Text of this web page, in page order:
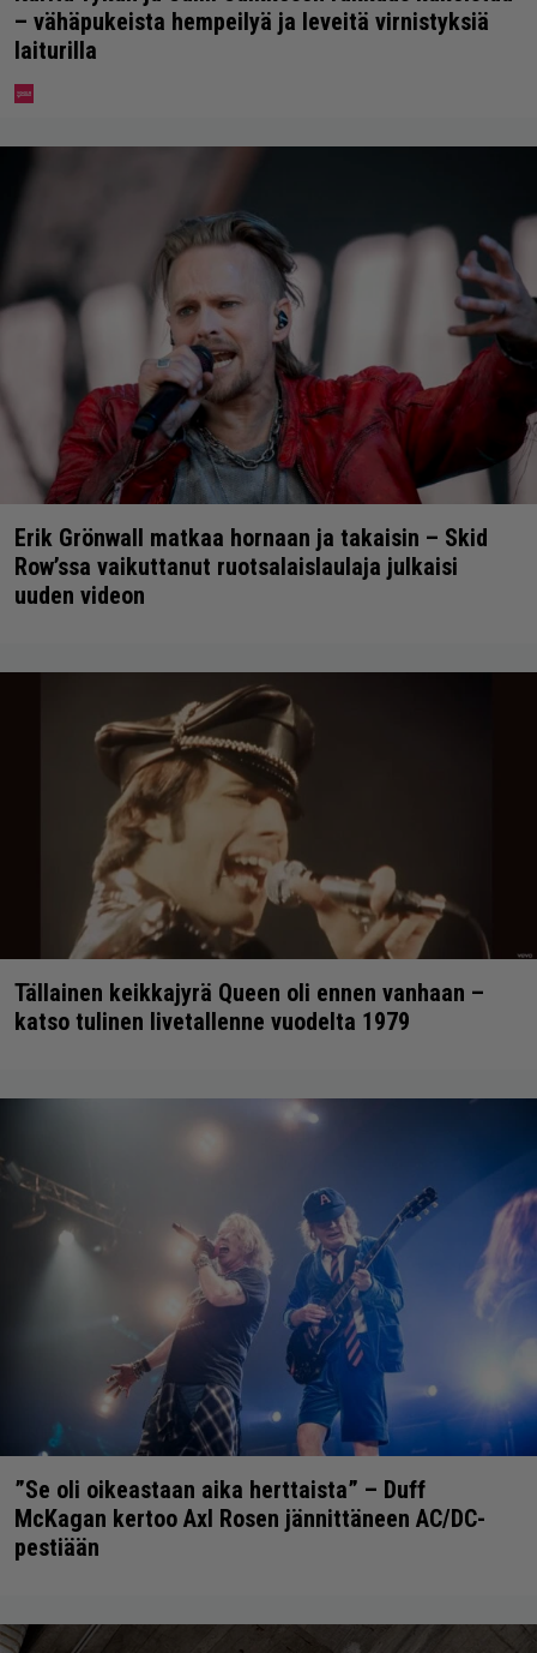
– vähäpukeista hempeilyä ja leveitä virnistyksiä
laiturilla
Erik Grönwall matkaa hornaan ja takaisin – Skid
Row’ssa vaikuttanut ruotsalaislaulaja julkaisi
uuden videon
Tällainen keikkajyrä Queen oli ennen vanhaan –
katso tulinen livetallenne vuodelta 1979
”Se oli oikeastaan aika herttaista” – Duff
McKagan kertoo Axl Rosen jännittäneen AC/DC-
pestiään